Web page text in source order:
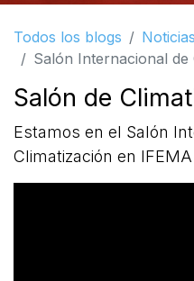
Todos los blogs
Noticias
Salón Internacional de Climatización en
Salón de
Estamos en el Salón
Climatización en